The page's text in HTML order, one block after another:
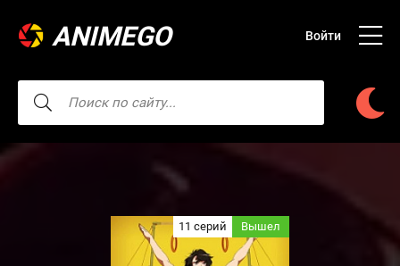
ANIMEGO Войти
11 серий Вышел